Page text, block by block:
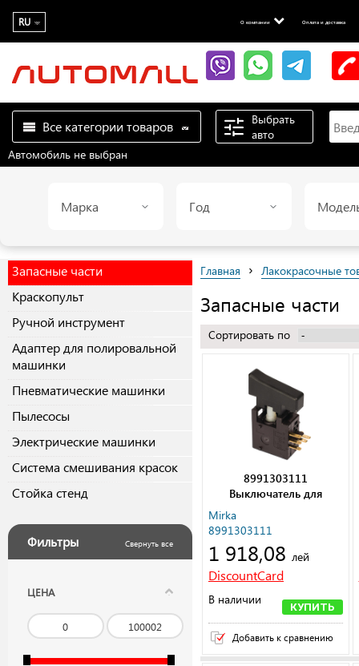
RU О компании Оплата и доставка
Все категории товаров
Выбрать
авто
Автомобиль не выбран
Марка Год
Запасные части
Краскопульт
Ручной инструмент
Адаптер для полировальной
машинки
Пневматические машинки
Пылесосы
Электрические машинки
Система смешивания красок
Стойка стенд
Фильтры Свернуть все
ЦЕНА
Главная › Лакокрасочные
Запасные части
Сортировать по
8991303111
Выключатель для
Mirka
8991303111
1 918,08 лей
DiscountCard
В наличии
КУПИТЬ
Добавить к сравнению